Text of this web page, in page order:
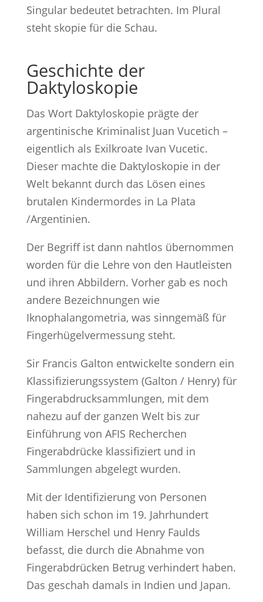
Singular bedeutet betrachten. Im Plural
steht skopie für die Schau.
Geschichte der
Daktyloskopie
Das Wort Daktyloskopie prägte der
argentinische Kriminalist Juan Vucetich –
eigentlich als Exilkroate Ivan Vucetic.
Dieser machte die Daktyloskopie in der
Welt bekannt durch das Lösen eines
brutalen Kindermordes in La Plata
/Argentinien.
Der Begriff ist dann nahtlos übernommen
worden für die Lehre von den Hautleisten
und ihren Abbildern. Vorher gab es noch
andere Bezeichnungen wie
Iknophalangometria, was sinngemäß für
Fingerhügelvermessung steht.
Sir Francis Galton entwickelte sondern ein
Klassifizierungssystem (Galton / Henry) für
Fingerabdrucksammlungen, mit dem
nahezu auf der ganzen Welt bis zur
Einführung von AFIS Recherchen
Fingerabdrücke klassifiziert und in
Sammlungen abgelegt wurden.
Mit der Identifizierung von Personen
haben sich schon im 19. Jahrhundert
William Herschel und Henry Faulds
befasst, die durch die Abnahme von
Fingerabdrücken Betrug verhindert haben.
Das geschah damals in Indien und Japan.